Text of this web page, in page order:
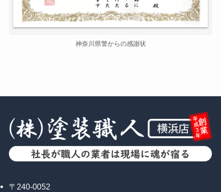
神奈川県警からの感謝状
〒240-0052